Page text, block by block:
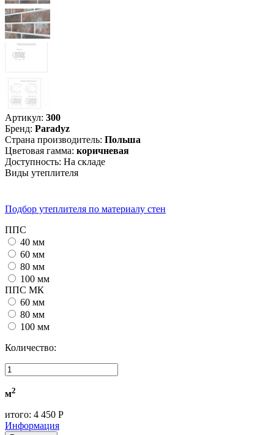
Артикул: 300
Бренд: Paradyz
Страна производитель: Польша
Цветовая гамма: коричневая
Доступность: На складе
Виды утеплителя
Подбор утеплителя по материалу стен
ППС
40 мм
60 мм
80 мм
100 мм
ППС МК
60 мм
80 мм
100 мм
Количество:
м2
итого: 4 450 Р
Информация